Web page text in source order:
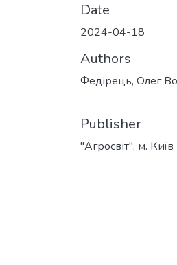
Date
2024-04-18
Authors
Федірець, Олег
Publisher
"Агросвіт", м. Київ